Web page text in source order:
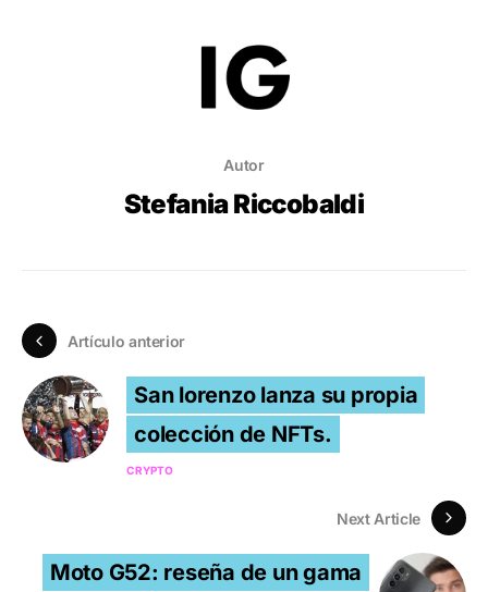
Autor
Stefania Riccobaldi
Artículo anterior
San lorenzo lanza su propia
colección de NFTs.
CRYPTO
Next Article
Moto G52: reseña de un gama